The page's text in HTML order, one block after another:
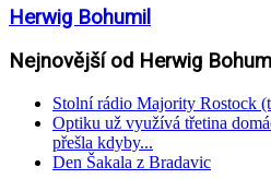
Herwig Bohumil
Nejnovější od Herwig
Stolní rádio Majority Rostock
Optiku už využívá třetina
přešla kdyby...
Den Šakala z Bradavic